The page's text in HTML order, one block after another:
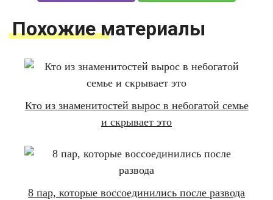
Похожие материалы
Кто из знаменитостей вырос в небогатой семье
и скрывает это
8 пар, которые воссоединились после развода